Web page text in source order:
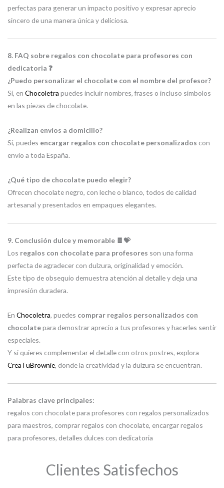
perfectas para generar un impacto positivo y expresar aprecio
sincero de una manera única y deliciosa.
8. FAQ sobre regalos con chocolate para profesores con
dedicatoria ❓
¿Puedo personalizar el chocolate con el nombre del profesor?
Sí, en Chocoletra puedes incluir nombres, frases o incluso símbolos
en las piezas de chocolate.
¿Realizan envíos a domicilio?
Sí, puedes encargar regalos con chocolate personalizados con
envío a toda España.
¿Qué tipo de chocolate puedo elegir?
Ofrecen chocolate negro, con leche o blanco, todos de calidad
artesanal y presentados en empaques elegantes.
9. Conclusión dulce y memorable 🍫💝
Los regalos con chocolate para profesores son una forma
perfecta de agradecer con dulzura, originalidad y emoción.
Este tipo de obsequio demuestra atención al detalle y deja una
impresión duradera.
En Chocoletra, puedes comprar regalos personalizados con
chocolatepara demostrar aprecio a tus profesores y hacerles sentir
especiales.
Y si quieres complementar el detalle con otros postres, explora
CreaTuBrownie, donde la creatividad y la dulzura se encuentran.
Palabras clave principales:
regalos con chocolate para profesores con regalos personalizados
para maestros, comprar regalos con chocolate, encargar regalos
para profesores, detalles dulces con dedicatoria
Clientes Satisfechos